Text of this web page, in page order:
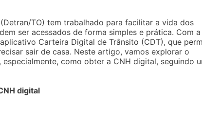
TO) tem trabalhado para facilitar a vida dos
ser acessados de forma simples e prática. Com a
Carteira Digital de Trânsito (CDT), que
sair de casa. Neste artigo, vamos explorar o
como obter a CNH digital, seguindo
digital